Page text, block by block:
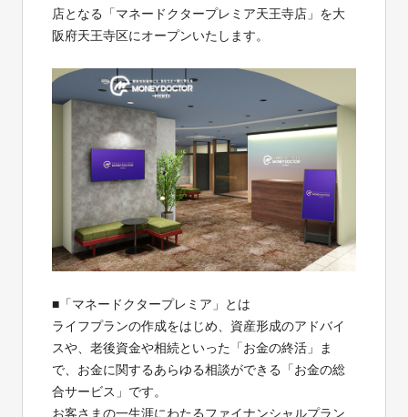
店となる「マネードクタープレミア天王寺店」を大
阪府天王寺区にオープンいたします。
■「マネードクタープレミア」とは
ライフプランの作成をはじめ、資産形成のアドバイ
スや、老後資金や相続といった「お金の終活」ま
で、お金に関するあらゆる相談ができる「お金の総
合サービス」です。
お客さまの一生涯にわたるファイナンシャルプラン